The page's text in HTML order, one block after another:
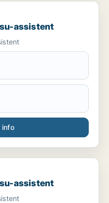
assistent
info
assistent